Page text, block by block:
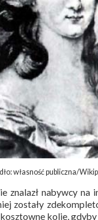
własność publiczna/
znalazł nabywcy na
zostały
kolie,